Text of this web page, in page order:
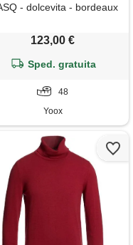
- dolcevita - bordeaux
123,00 €
Sped. gratuita
48
Yoox